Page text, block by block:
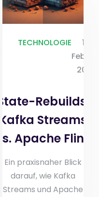
TECHNOLOGIE
18.
2026
State-Rebuilds:
Kafka Streams
vs. Apache Flink
Ein praxisnaher Blick
darauf, wie Kafka
Streams und Apache